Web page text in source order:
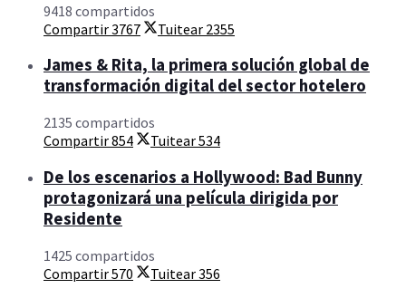
9418 compartidos
Compartir3767 Tuitear 2355
James & Rita, la primera solución global de
transformación digital del sector hotelero
2135 compartidos
Compartir854 Tuitear534
De los escenarios a Hollywood: Bad Bunny
protagonizará una película dirigida por
Residente
1425 compartidos
Compartir570 Tuitear356